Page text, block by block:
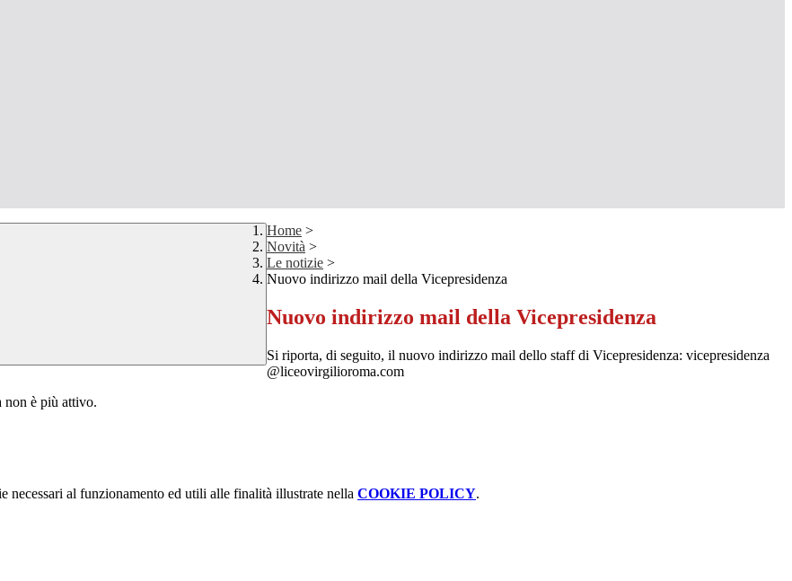
Home >
Novità >
Le notizie >
Nuovo indirizzo mail della Vicepresidenza
Nuovo indirizzo mail della Vicepresidenza
Si riporta, di seguito, il nuovo indirizzo mail dello staff di Vicepresidenza: vicepresidenza
@liceovirgilioroma.com
non è più attivo.
al funzionamento ed utili alle finalità illustrate nella COOKIE POLICY.